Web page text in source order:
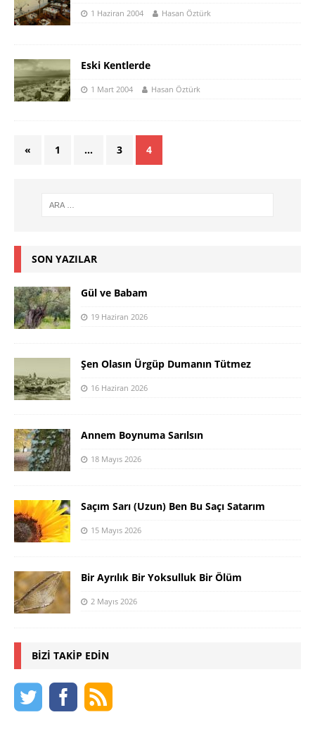
1 Haziran 2004 Hasan Öztürk
Eski Kentlerde
1 Mart 2004 Hasan Öztürk
« 1 … 3 4
SON YAZILAR
Gül ve Babam
19 Haziran 2026
Şen Olasın Ürgüp Dumanın Tütmez
16 Haziran 2026
Annem Boynuma Sarılsın
18 Mayıs 2026
Saçım Sarı (Uzun) Ben Bu Saçı Satarım
15 Mayıs 2026
Bir Ayrılık Bir Yoksulluk Bir Ölüm
2 Mayıs 2026
BIZI TAKIP EDIN